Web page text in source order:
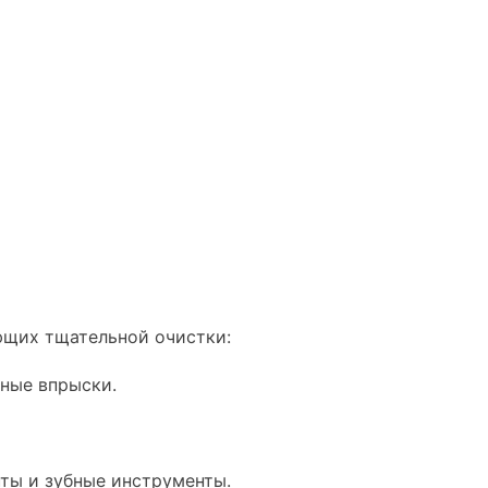
тщательной очистки:
впрыски.
и зубные инструменты.